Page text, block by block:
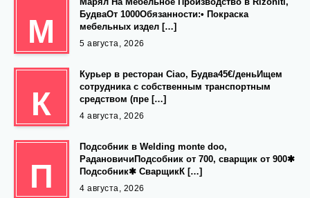
М
БудваОт 1000Обязанности:• Покраска
мебельных издел […]
5 августа, 2026
К
Курьер в ресторан Ciao, Будва45€/деньИщем
сотрудника с собственным транспортным
средством (пре […]
4 августа, 2026
П
Подсобник в Welding monte doo,
РадановичиПодсобник от 700, сварщик от 900✱
Подсобник✱ СварщикК […]
4 августа, 2026